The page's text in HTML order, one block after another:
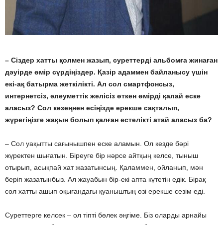
– Сіздер хатты қолмен жазып, суреттерді альбомға жинаған
дәуірде өмір сүрдіңіздер. Қазір адаммен байланысу үшін
екі-ақ батырма жеткілікті. Ал сол смартфонсыз,
интернетсіз, әлеуметтік желісіз өткен өмірді қалай еске
аласыз? Сол кезеңнен есіңізде ерекше сақталып,
жүрегіңізге жақын болып қалған естелікті атай аласыз ба?
– Сол уақытты сағынышпен еске аламын. Ол кезде бәрі
жүректен шығатын. Біреуге бір нәрсе айтқың келсе, тыныш
отырып, асықпай хат жазатынсың. Қаламмен, ойланып, мән
беріп жазатынбыз. Ал жауабын бір-екі апта күтетін едік. Бірақ
сол хатты ашып оқығандағы қуаныштың өзі ерекше сезім еді.
Суреттерге келсек – ол тіпті бөлек әңгіме. Біз оларды арнайы